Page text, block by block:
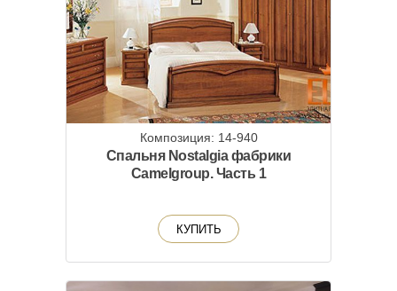
Композиция: 14-940
Спальня Nostalgia фабрики
Camelgroup. Часть 1
КУПИТЬ